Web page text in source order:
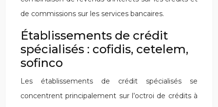
de commissions sur les services bancaires.
Établissements de crédit
spécialisés : cofidis, cetelem,
sofinco
Les établissements de crédit spécialisés se
concentrent principalement sur l’octroi de crédits à